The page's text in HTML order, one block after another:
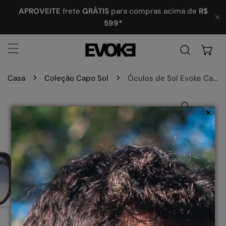
O CONTEÚDO
APROVEITE frete GRÁTIS para compras acima de R$
599*
Casa Coleção Capo Sol Óculos de Sol Evoke Capo X A01 Black Shine Gray Gradient
×